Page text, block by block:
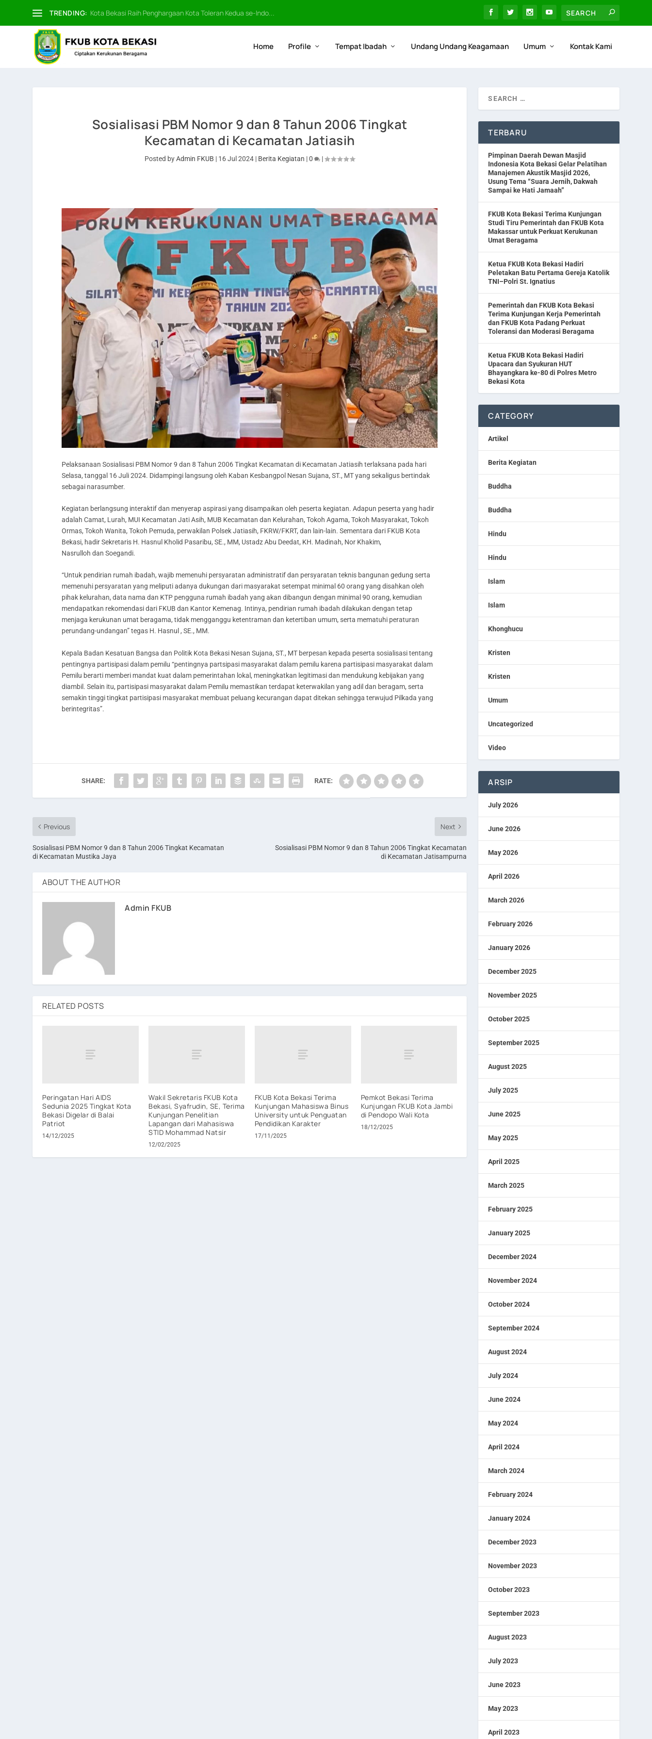
TRENDING: Kota Bekasi Raih Penghargaan Kota Toleran Kedua se-Indo...
Home Profile Tempat Ibadah Undang Undang Keagamaan Umum Kontak Kami
Sosialisasi PBM Nomor 9 dan 8 Tahun 2006 Tingkat
Kecamatan di Kecamatan Jatiasih
Posted byAdmin FKUB | 16 Jul 2024 | Berita Kegiatan |0 |
Pelaksanaan Sosialisasi PBM Nomor 9 dan 8 Tahun 2006 Tingkat Kecamatan di Kecamatan Jatiasih terlaksana pada hari
Selasa, tanggal 16 Juli 2024. Didampingi langsung oleh Kaban Kesbangpol Nesan Sujana, ST., MT yang sekaligus bertindak
sebagai narasumber.
Kegiatan berlangsung interaktif dan menyerap aspirasi yang disampaikan oleh peserta kegiatan. Adapun peserta yang hadir
adalah Camat, Lurah, MUI Kecamatan Jati Asih, MUB Kecamatan dan Kelurahan, Tokoh Agama, Tokoh Masyarakat, Tokoh
Ormas, Tokoh Wanita, Tokoh Pemuda, perwakilan Polsek Jatiasih, FKRW/FKRT, dan lain-lain. Sementara dari FKUB Kota
Bekasi, hadir Sekretaris H. Hasnul Kholid Pasaribu, SE., MM, Ustadz Abu Deedat, KH. Madinah, Nor Khakim,
Nasrulloh dan Soegandi.
“Untuk pendirian rumah ibadah, wajib memenuhi persyaratan administratif dan persyaratan teknis bangunan gedung serta
memenuhi persyaratan yang meliputi adanya dukungan dari masyarakat setempat minimal 60 orang yang disahkan oleh
pihak kelurahan, data nama dan KTP pengguna rumah ibadah yang akan dibangun dengan minimal 90 orang, kemudian
mendapatkan rekomendasi dari FKUB dan Kantor Kemenag. Intinya, pendirian rumah ibadah dilakukan dengan tetap
menjaga kerukunan umat beragama, tidak mengganggu ketentraman dan ketertiban umum, serta mematuhi peraturan
perundang-undangan” tegas H. Hasnul , SE., MM.
Kepala Badan Kesatuan Bangsa dan Politik Kota Bekasi Nesan Sujana, ST., MT berpesan kepada peserta sosialisasi tentang
pentingnya partisipasi dalam pemilu “pentingnya partsipasi masyarakat dalam pemilu karena partisipasi masyarakat dalam
Pemilu berarti memberi mandat kuat dalam pemerintahan lokal, meningkatkan legitimasi dan mendukung kebijakan yang
diambil. Selain itu, partisipasi masyarakat dalam Pemilu memastikan terdapat keterwakilan yang adil dan beragam, serta
semakin tinggi tingkat partisipasi masyarakat membuat peluang kecurangan dapat ditekan sehingga terwujud Pilkada yang
berintegritas”.
SHARE: RATE:
Previous
Sosialisasi PBM Nomor 9 dan 8 Tahun 2006 Tingkat Kecamatan
di Kecamatan Mustika Jaya
Next
Sosialisasi PBM Nomor 9 dan 8 Tahun 2006 Tingkat Kecamatan
di Kecamatan Jatisampurna
ABOUT THE AUTHOR
Admin FKUB
RELATED POSTS
Peringatan Hari AIDS
Sedunia 2025 Tingkat Kota
Bekasi Digelar di Balai
Patriot
14/12/2025
Wakil Sekretaris FKUB Kota
Bekasi, Syafrudin, SE, Terima
Kunjungan Penelitian
Lapangan dari Mahasiswa
STID Mohammad Natsir
12/02/2025
FKUB Kota Bekasi Terima
Kunjungan Mahasiswa Binus
University untuk Penguatan
Pendidikan Karakter
17/11/2025
Pemkot Bekasi Terima
Kunjungan FKUB Kota Jambi
di Pendopo Wali Kota
18/12/2025
TERBARU
Pimpinan Daerah Dewan Masjid
Indonesia Kota Bekasi Gelar Pelatihan
Manajemen Akustik Masjid 2026,
Usung Tema “Suara Jernih, Dakwah
Sampai ke Hati Jamaah”
FKUB Kota Bekasi Terima Kunjungan
Studi Tiru Pemerintah dan FKUB Kota
Makassar untuk Perkuat Kerukunan
Umat Beragama
Ketua FKUB Kota Bekasi Hadiri
Peletakan Batu Pertama Gereja Katolik
TNI–Polri St. Ignatius
Pemerintah dan FKUB Kota Bekasi
Terima Kunjungan Kerja Pemerintah
dan FKUB Kota Padang Perkuat
Toleransi dan Moderasi Beragama
Ketua FKUB Kota Bekasi Hadiri
Upacara dan Syukuran HUT
Bhayangkara ke-80 di Polres Metro
Bekasi Kota
CATEGORY
Artikel
Berita Kegiatan
Buddha
Buddha
Hindu
Hindu
Islam
Islam
Khonghucu
Kristen
Kristen
Umum
Uncategorized
Video
ARSIP
July 2026
June 2026
May 2026
April 2026
March 2026
February 2026
January 2026
December 2025
November 2025
October 2025
September 2025
August 2025
July 2025
June 2025
May 2025
April 2025
March 2025
February 2025
January 2025
December 2024
November 2024
October 2024
September 2024
August 2024
July 2024
June 2024
May 2024
April 2024
March 2024
February 2024
January 2024
December 2023
November 2023
October 2023
September 2023
August 2023
July 2023
June 2023
May 2023
April 2023